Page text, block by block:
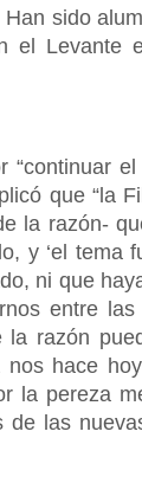
sido
el Levante
que “la
la razón-
y ‘el tema
ni que
entre
razón
nos hace
la pereza
las